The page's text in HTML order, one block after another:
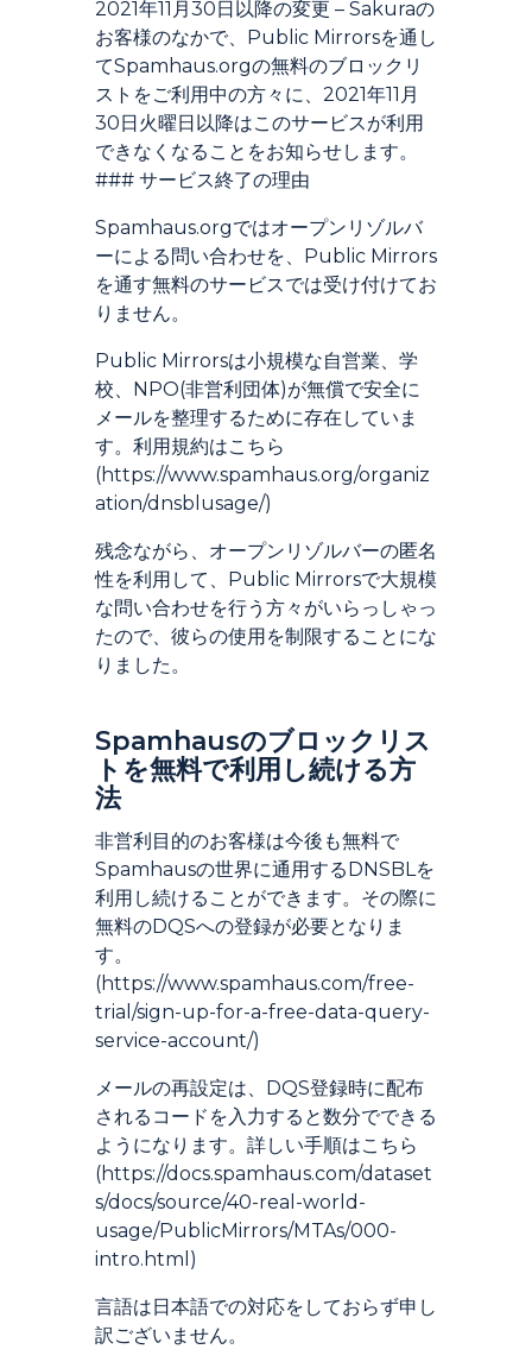
Introduction
2021年11月30日以降の変更 – Sakuraの
お客様のなかで、Public Mirrorsを通し
てSpamhaus.orgの無料のブロックリ
ストをご利用中の方々に、2021年11月
30日火曜日以降はこのサービスが利用
できなくなることをお知らせします。
### サービス終了の理由
Spamhaus.orgではオープンリゾルバ
ーによる問い合わせを、Public Mirrors
を通す無料のサービスでは受け付けてお
りません。
Public Mirrorsは小規模な自営業、学
校、NPO(非営利団体)が無償で安全に
メールを整理するために存在していま
す。利用規約はこちら
(https://www.spamhaus.org/organiz
ation/dnsblusage/)
残念ながら、オープンリゾルバーの匿名
性を利用して、Public Mirrorsで大規模
な問い合わせを行う方々がいらっしゃっ
たので、彼らの使用を制限することにな
りました。
Spamhausのブロックリス
トを無料で利用し続ける方
法
非営利目的のお客様は今後も無料で
Spamhausの世界に通用するDNSBLを
利用し続けることができます。その際に
無料のDQSへの登録が必要となりま
す。
(https://www.spamhaus.com/free-
trial/sign-up-for-a-free-data-query-
service-account/)
メールの再設定は、DQS登録時に配布
されるコードを入力すると数分でできる
ようになります。詳しい手順はこちら
(https://docs.spamhaus.com/dataset
s/docs/source/40-real-world-
usage/PublicMirrors/MTAs/000-
intro.html)
言語は日本語での対応をしておらず申し
訳ございません。